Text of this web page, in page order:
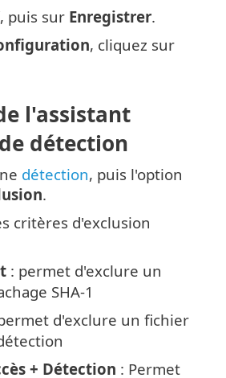
, puis sur Enregistrer.
, cliquez sur
l'assistant
détection
détection, puis l'option
.
critères d'exclusion
: permet d'exclure un
SHA-1
d'exclure un fichier
+ Détection : Permet